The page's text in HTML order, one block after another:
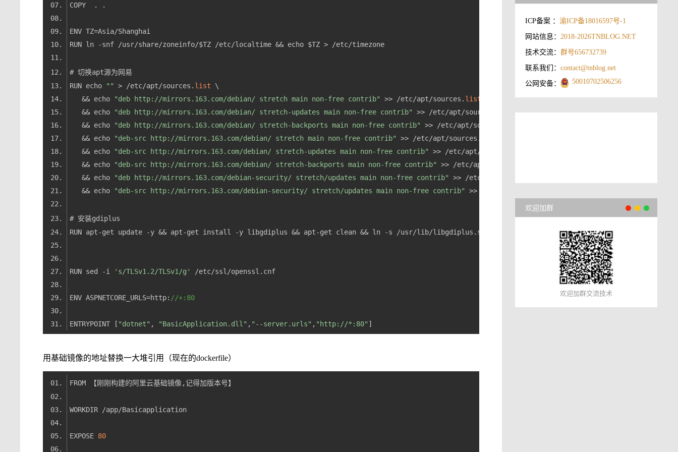
RUN echo
"" > /etc/apt/sources. list
&& echo
"deb http://mirrors.163.com/debian/ stretch main non-free contrib" >> /etc/apt/sources. list
&& echo
"deb http://mirrors.163.com/debian/ stretch-updates main non-free contrib" >> /etc/apt/sources.
\
&& echo
"deb http://mirrors.163.com/debian/ stretch-backports main non-free contrib" >> /etc/apt/sources.
&& echo
"deb-src http://mirrors.163.com/debian/ stretch main non-free contrib" >> /etc/apt/sources.
&& echo
"deb-src http://mirrors.163.com/debian/ stretch-updates main non-free contrib" >> /etc/apt/sources.
&& echo
"deb-src http://mirrors.163.com/debian/ stretch-backports main non-free contrib" >> /etc/apt/sources.
&& echo
"deb http://mirrors.163.com/debian-security/ stretch/updates main non-free contrib" >> /etc/apt/sources.
&& echo
"deb-src http://mirrors.163.com/debian-security/ stretch/updates main non-free contrib" >> /etc/apt/sources.
RUN apt-get update -y && apt-get install -y libgdiplus && apt-get clean && ln -s /usr/lib/libgdiplus.so /usr/lib/gdiplus.dll
RUN sed -i 's/TLSv1.2/TLSv1/g'
ENV ASPNETCORE_URLS=http: //+:80
ENTRYPOINT [ "dotnet" , "BasicApplication.dll" , "--server.urls" , "http://*:80"
用基础镜像的地址替换一大堆引用（现在的dockerfile）
EXPOSE 80
ICP备案 ：渝ICP备18016597号-1
网站信息：2018-2026TNBLOG.NET
技术交流：群号656732739
联系我们：contact@tnblog.net
公网安备： 50010702506256
欢迎加群
欢迎加群交流技术